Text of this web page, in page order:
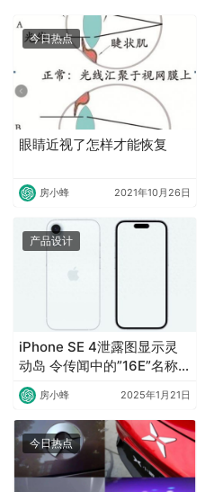
今日热点
眼睛近视了怎样才能恢复
房小蜂 2021年10月26日
产品设计
iPhone SE 4泄露图显示灵
动岛 令传闻中的”16E”名称
存疑
房小蜂 2025年1月21日
今日热点